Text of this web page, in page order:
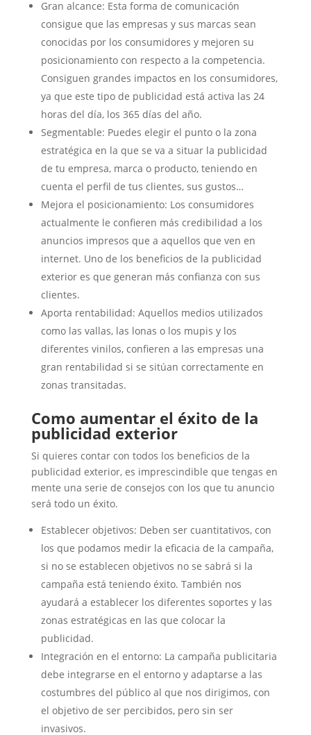
Gran alcance: Esta forma de comunicación
consigue que las empresas y sus marcas sean
conocidas por los consumidores y mejoren su
posicionamiento con respecto a la competencia.
Consiguen grandes impactos en los consumidores,
ya que este tipo de publicidad está activa las 24
horas del día, los 365 días del año.
Segmentable: Puedes elegir el punto o la zona
estratégica en la que se va a situar la publicidad
de tu empresa, marca o producto, teniendo en
cuenta el perfil de tus clientes, sus gustos…
Mejora el posicionamiento: Los consumidores
actualmente le confieren más credibilidad a los
anuncios impresos que a aquellos que ven en
internet. Uno de los beneficios de la publicidad
exterior es que generan más confianza con sus
clientes.
Aporta rentabilidad: Aquellos medios utilizados
como las vallas, las lonas o los mupis y los
diferentes vinilos, confieren a las empresas una
gran rentabilidad si se sitúan correctamente en
zonas transitadas.
Como aumentar el éxito de la
publicidad exterior
Si quieres contar con todos los beneficios de la
publicidad exterior, es imprescindible que tengas en
mente una serie de consejos con los que tu anuncio
será todo un éxito.
Establecer objetivos: Deben ser cuantitativos, con
los que podamos medir la eficacia de la campaña,
si no se establecen objetivos no se sabrá si la
campaña está teniendo éxito. También nos
ayudará a establecer los diferentes soportes y las
zonas estratégicas en las que colocar la
publicidad.
Integración en el entorno: La campaña publicitaria
debe integrarse en el entorno y adaptarse a las
costumbres del público al que nos dirigimos, con
el objetivo de ser percibidos, pero sin ser
invasivos.